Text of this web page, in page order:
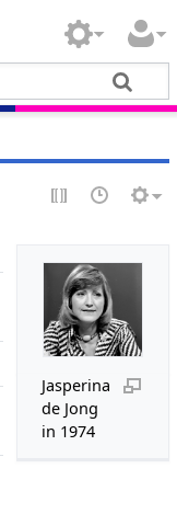
Jasperina
de Jong
in 1974